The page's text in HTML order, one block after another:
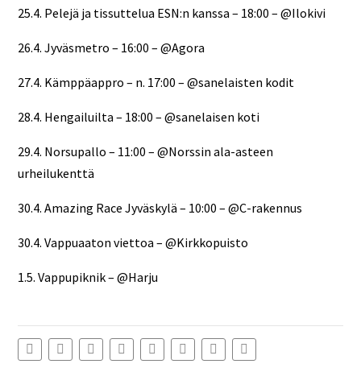
25.4. Pelejä ja tissuttelua ESN:n kanssa – 18:00 – @Ilokivi
26.4. Jyväsmetro – 16:00 – @Agora
27.4. Kämppäappro – n. 17:00 – @sanelaisten kodit
28.4. Hengailuilta – 18:00 – @sanelaisen koti
29.4. Norsupallo – 11:00 – @Norssin ala-asteen
urheilukenttä
30.4. Amazing Race Jyväskylä – 10:00 – @C-rakennus
30.4. Vappuaaton viettoa – @Kirkkopuisto
1.5. Vappupiknik – @Harju